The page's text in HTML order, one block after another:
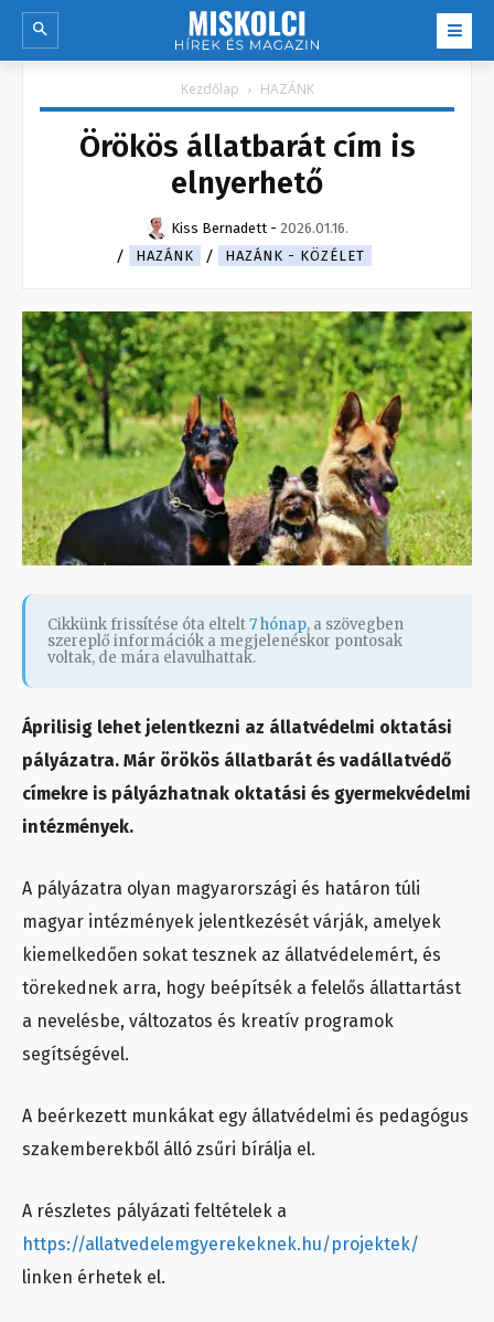
Kezdőlap HAZÁNK
Örökös állatbarát cím is
elnyerhető
Kiss Bernadett - 2026.01.16.
HAZÁNK
HAZÁNK - KÖZÉLET
Cikkünk frissítése óta eltelt7 hónap, a szövegben
szereplő információk a megjelenéskor pontosak
voltak, de mára elavulhattak.
Áprilisig lehet jelentkezni az állatvédelmi oktatási
pályázatra. Már örökös állatbarát és vadállatvédő
címekre is pályázhatnak oktatási és gyermekvédelmi
intézmények.
A pályázatra olyan magyarországi és határon túli
magyar intézmények jelentkezését várják, amelyek
kiemelkedően sokat tesznek az állatvédelemért, és
törekednek arra, hogy beépítsék a felelős állattartást
a nevelésbe, változatos és kreatív programok
segítségével.
A beérkezett munkákat egy állatvédelmi és pedagógus
szakemberekből álló zsűri bírálja el.
A részletes pályázati feltételek a
https://allatvedelemgyerekeknek.hu/projektek/
linken érhetek el.